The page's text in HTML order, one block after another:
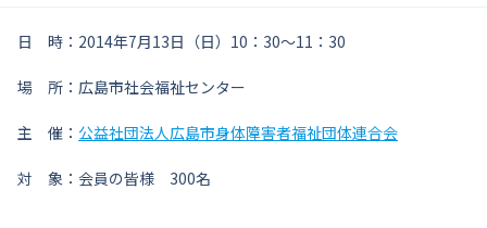
日 時：2014年7月13日（日）10：30～11：30
場 所：広島市社会福祉センター
主 催： 公益社団法人広島市身体障害者福祉団体連合会
対 象：会員の皆様 300名